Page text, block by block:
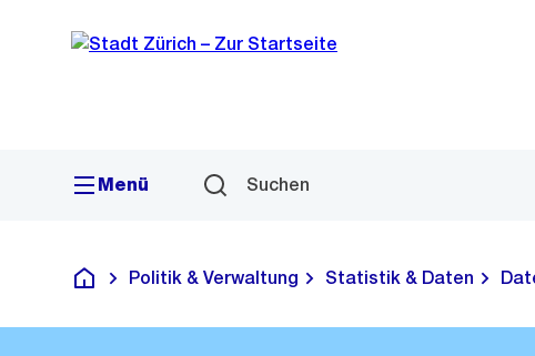
Navigation
Sprunglink
Menü Suchen
Deutsch
Politik & Verwaltung Statistik & Daten